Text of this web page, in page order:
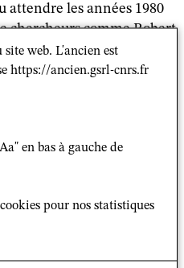
attendre les années 1980
chercheurs comme Robert
pour qu’enfin il éveille
est présent, c’est
richesse et d’une
loin que l’on remonte
l’animal soit mêlé aux
fort bien aux élaborations
web. L'ancien est
https://ancien.gsrl-cnrs.fr
en bas à gauche de
pour nos statistiques